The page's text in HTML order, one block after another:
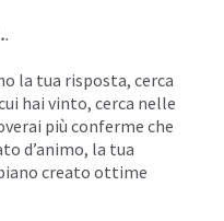
.
la tua risposta, cerca
hai vinto, cerca nelle
più conferme che
d’animo, la tua
creato ottime